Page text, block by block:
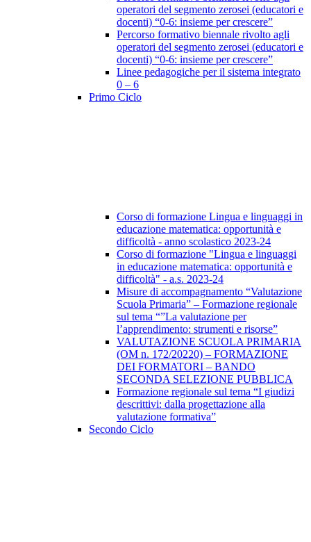
operatori del segmento zerosei (educatori e
docenti) “0-6: insieme per crescere”
Percorso formativo biennale rivolto agli
operatori del segmento zerosei (educatori e
docenti) “0-6: insieme per crescere”
Linee pedagogiche per il sistema integrato
0 – 6
Primo Ciclo
Corso di formazione Lingua e linguaggi in
educazione matematica: opportunità e
difficoltà - anno scolastico 2023-24
Corso di formazione "Lingua e linguaggi
in educazione matematica: opportunità e
difficoltà" - a.s. 2023-24
Misure di accompagnamento “Valutazione
Scuola Primaria” – Formazione regionale
sul tema “”La valutazione per
l’apprendimento: strumenti e risorse”
VALUTAZIONE SCUOLA PRIMARIA
(OM n. 172/20220) – FORMAZIONE
DEI FORMATORI – BANDO
SECONDA SELEZIONE PUBBLICA
Formazione regionale sul tema “I giudizi
descrittivi: dalla progettazione alla
valutazione formativa”
Secondo Ciclo